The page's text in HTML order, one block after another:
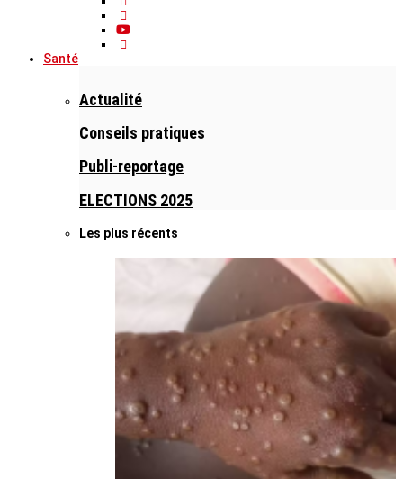
Santé
Actualité
Conseils pratiques
Publi-reportage
ELECTIONS 2025
Les plus récents